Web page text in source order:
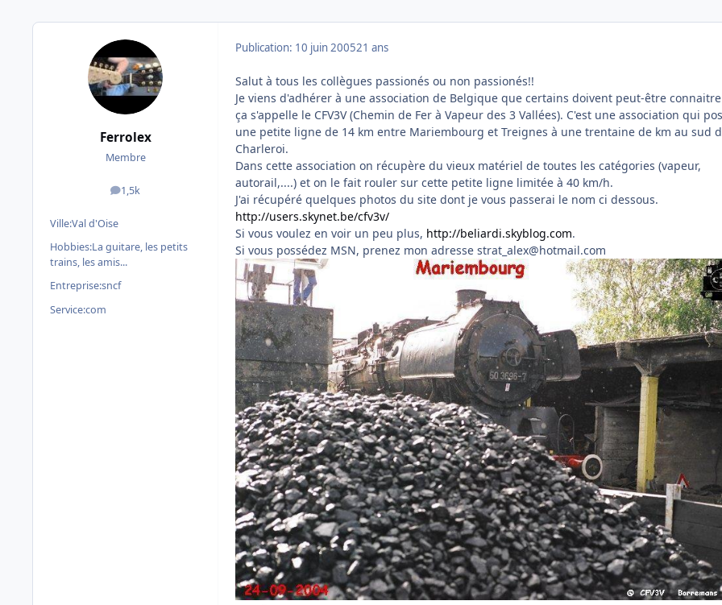
Ferrolex
Membre
1,5k
messages
Ville:Val d'Oise
Hobbies:La guitare, les petits
trains, les amis...
Entreprise:sncf
Service:com
Publication: 10 juin 200521 ans
Salut à tous les collègues passionés ou non passionés!!
Je viens d'adhérer à une association de Belgique que certains doivent peut-être
ça s'appelle le CFV3V (Chemin de Fer à Vapeur des 3 Vallées). C'est une association qui
une petite ligne de 14 km entre Mariembourg et Treignes à une trentaine de km au sud
Charleroi.
Dans cette association on récupère du vieux matériel de toutes les catégories (vapeur,
autorail,....) et on le fait rouler sur cette petite ligne limitée à 40 km/h.
J'ai récupéré quelques photos du site dont je vous passerai le nom ci dessous.
http://users.skynet.be/cfv3v/
Si vous voulez en voir un peu plus, http://beliardi.skyblog.com.
Si vous possédez MSN, prenez mon adresse strat_alex@hotmail.com